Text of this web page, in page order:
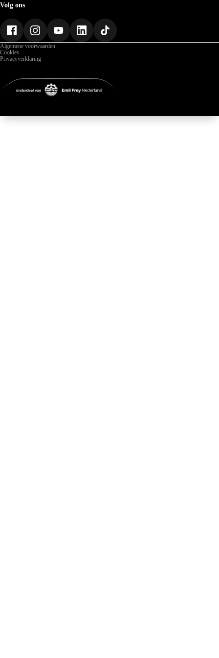
Over ABD
Geschiedenis
Werken bij ABD
Nieuws
Gegevens
Volg ons
Algemene voorwaarden
Cookies
Privacyverklaring